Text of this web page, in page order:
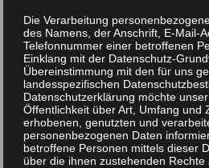
sf2023b
sf2023b
READ MORE
Die Verarbeitung
des Namens, der Anschrift, E-Mail-
Telefonnummer einer betroffenen
Einklang mit der Datenschutz-
Übereinstimmung mit den für uns
landesspezifischen
Datenschutzerklärung möchte
Öffentlichkeit über Art, Umfang und
erhobenen, genutzten und
personenbezogenen Daten
betroffene Personen mittels dieser
über die ihnen zustehenden Rechte